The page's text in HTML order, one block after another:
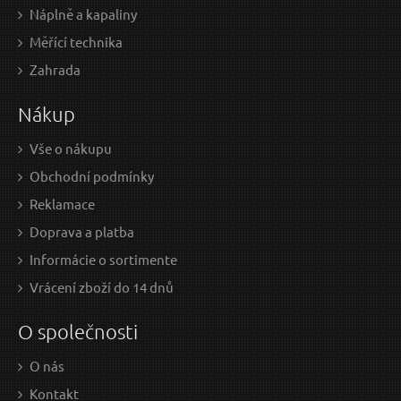
1.86 EUR bez DPH
Skladem
Náplně a kapaliny
Měřící technika
Zahrada
Nákup
Vše o nákupu
Obchodní podmínky
Reklamace
Doprava a platba
Informácie o sortimente
Vrácení zboží do 14 dnů
O společnosti
O nás
Kontakt